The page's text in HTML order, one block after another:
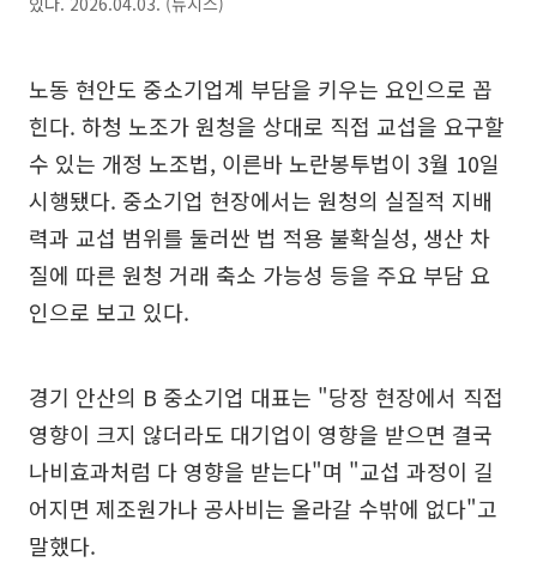
노동 현안도 중소기업계 부담을 키우는 요인으로 꼽
힌다. 하청 노조가 원청을 상대로 직접 교섭을 요구할
수 있는 개정 노조법, 이른바 노란봉투법이 3월 10일
시행됐다. 중소기업 현장에서는 원청의 실질적 지배
력과 교섭 범위를 둘러싼 법 적용 불확실성, 생산 차
질에 따른 원청 거래 축소 가능성 등을 주요 부담 요
인으로 보고 있다.
경기 안산의 B 중소기업 대표는 "당장 현장에서 직접
영향이 크지 않더라도 대기업이 영향을 받으면 결국
나비효과처럼 다 영향을 받는다"며 "교섭 과정이 길
어지면 제조원가나 공사비는 올라갈 수밖에 없다"고
말했다.